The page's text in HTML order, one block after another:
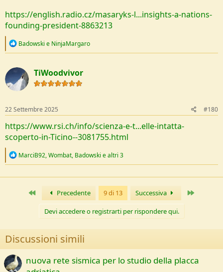
https://english.radio.cz/masaryks-l...insights-a-nations-
founding-president-8863213
R
c
t
i
o
s
:
Badowski e NinjaMargaro
TiWoodvivor
22 Settembre 2025 #180
https://www.rsi.ch/info/scienza-e-t...elle-intatta-
scoperto-in-Ticino--3081755.html
R
c
MarciB92,Wombat, Badowski e altri 3
Primo Precedente 9 di 13 Successiva
Devi accedere o registrarti per rispondere qui.
Discussioni simili
nuova rete sismica per lo studio della placca